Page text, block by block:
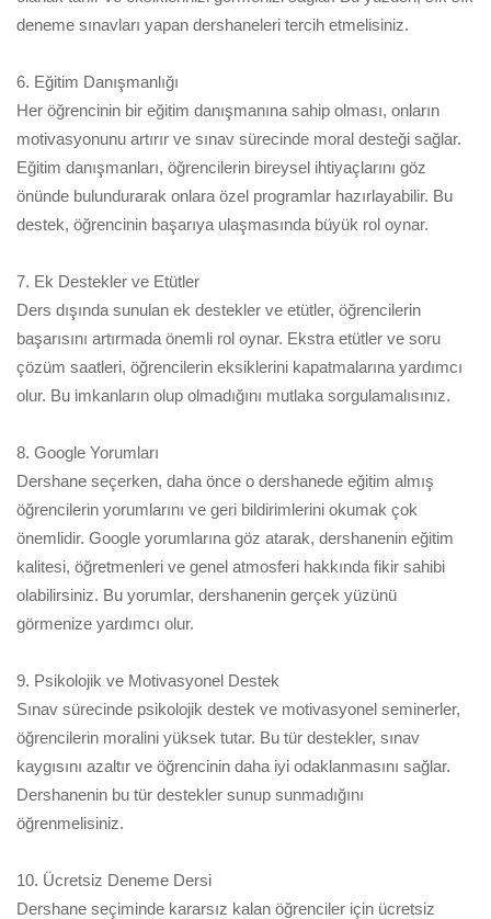
deneme sınavları yapan dershaneleri tercih etmelisiniz.
6. Eğitim Danışmanlığı
Her öğrencinin bir eğitim danışmanına sahip olması, onların
motivasyonunu artırır ve sınav sürecinde moral desteği sağlar.
Eğitim danışmanları, öğrencilerin bireysel ihtiyaçlarını göz
önünde bulundurarak onlara özel programlar hazırlayabilir. Bu
destek, öğrencinin başarıya ulaşmasında büyük rol oynar.
7. Ek Destekler ve Etütler
Ders dışında sunulan ek destekler ve etütler, öğrencilerin
başarısını artırmada önemli rol oynar. Ekstra etütler ve soru
çözüm saatleri, öğrencilerin eksiklerini kapatmalarına yardımcı
olur. Bu imkanların olup olmadığını mutlaka sorgulamalısınız.
8. Google Yorumları
Dershane seçerken, daha önce o dershanede eğitim almış
öğrencilerin yorumlarını ve geri bildirimlerini okumak çok
önemlidir. Google yorumlarına göz atarak, dershanenin eğitim
kalitesi, öğretmenleri ve genel atmosferi hakkında fikir sahibi
olabilirsiniz. Bu yorumlar, dershanenin gerçek yüzünü
görmenize yardımcı olur.
9. Psikolojik ve Motivasyonel Destek
Sınav sürecinde psikolojik destek ve motivasyonel seminerler,
öğrencilerin moralini yüksek tutar. Bu tür destekler, sınav
kaygısını azaltır ve öğrencinin daha iyi odaklanmasını sağlar.
Dershanenin bu tür destekler sunup sunmadığını
öğrenmelisiniz.
10. Ücretsiz Deneme Dersi
Dershane seçiminde kararsız kalan öğrenciler için ücretsiz